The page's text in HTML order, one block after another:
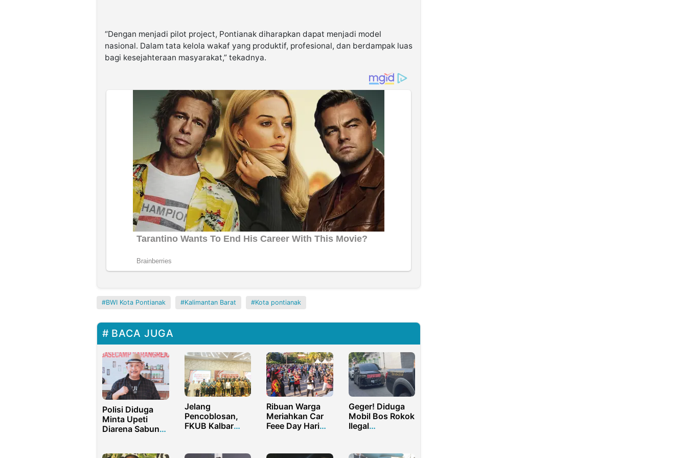
“Dengan menjadi pilot project, Pontianak diharapkan dapat menjadi model
nasional. Dalam tata kelola wakaf yang produktif, profesional, dan berdampak luas
bagi kesejahteraan masyarakat,” tekadnya.
BWI Kota Pontianak Kalimantan Barat Kota pontianak
BACA JUGA
Polisi Diduga
Minta Upeti
Diarena Sabung
Jelang
Pencoblosan,
FKUB Kalbar
Ribuan Warga
Meriahkan Car
Feee Day Hari
Bekasi Lewat
Geger! Diduga
Mobil Bos Rokok
Ilegal
Dikawal Polisi,